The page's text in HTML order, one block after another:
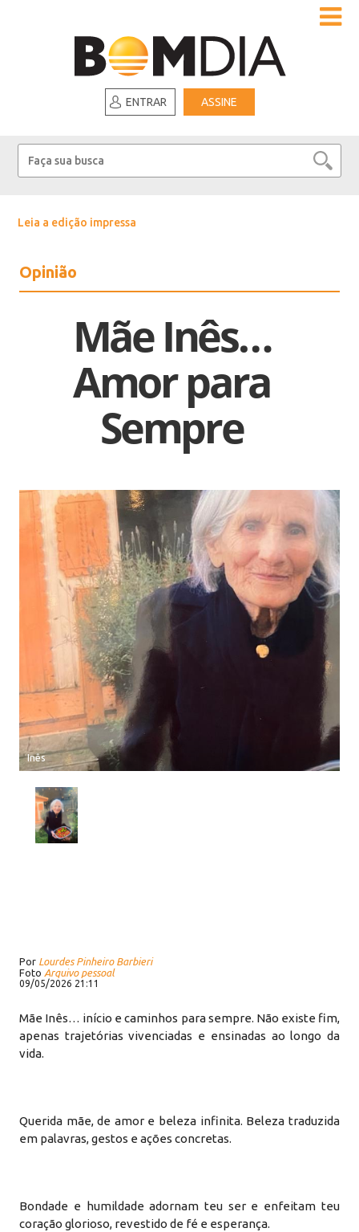
ENTRAR ASSINE
Leia a edição impressa
Opinião
Mãe Inês…
Amor para
Sempre
Inês
Por Lourdes Pinheiro Barbieri
Foto Arquivo pessoal
09/05/2026 21:11
Mãe Inês… início e caminhos para sempre. Não existe fim,
apenas trajetórias vivenciadas e ensinadas ao longo da
vida.
Querida mãe, de amor e beleza infinita. Beleza traduzida
em palavras, gestos e ações concretas.
Bondade e humildade adornam teu ser e enfeitam teu
coração glorioso, revestido de fé e esperança.